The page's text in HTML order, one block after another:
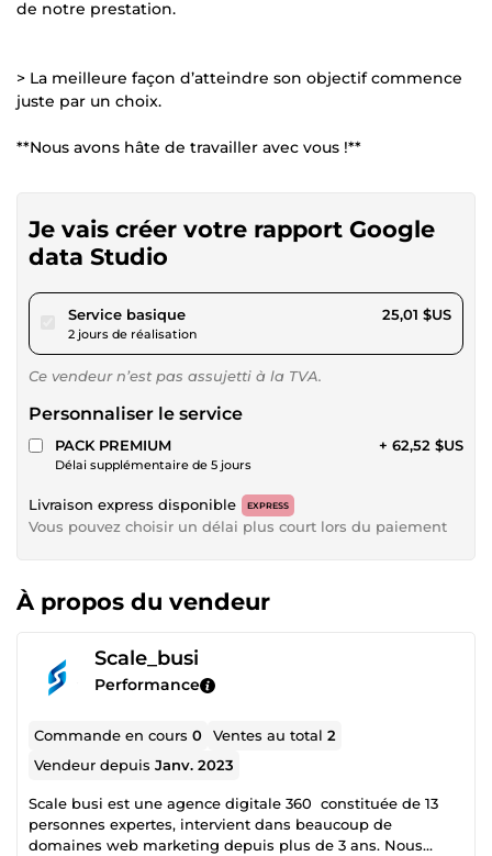
de notre prestation.
> La meilleure façon d’atteindre son objectif commence
juste par un choix.
**Nous avons hâte de travailler avec vous !**
Je vais créer votre rapport Google
data Studio
Service basiquepour 23,05 $US
2 jours de réalisation
25,01 $US
Ce vendeur n’est pas assujetti à la TVA.
Personnaliser le service
PACK PREMIUM
Délai supplémentaire de 5 jours
+ 62,52 $US
Livraison express disponible EXPRESS
Vous pouvez choisir un délai plus court lors du paiement
À propos du vendeur
Scale_busi
Performance
Commande en cours0 Ventes au total2
Vendeur depuisJanv. 2023
Scale busi est une agence digitale 360 constituée de 13
personnes expertes, intervient dans beaucoup de
domaines web marketing depuis plus de 3 ans. Nous